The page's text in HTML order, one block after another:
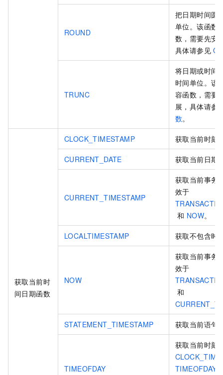
ROUND
把日期时间圆
单位。该函数
数，需要先安
具体请参见
TRUNC
将日期或时间
时间单位。该
容函数，需要
展，具体请参
数。
获取当前时
间日期函数
CLOCK_TIMESTAMP 获取当前时刻
CURRENT_DATE 获取当前日期
CURRENT_TIMESTAMP
获取当前事务
效于
和 NOW。
LOCALTIMESTAMP 获取不包含时
NOW
获取当前事务
效于
和
STATEMENT_TIMESTAMP 获取当前语句
TIMEOFDAY
获取当前时刻
TIMEOFDAY